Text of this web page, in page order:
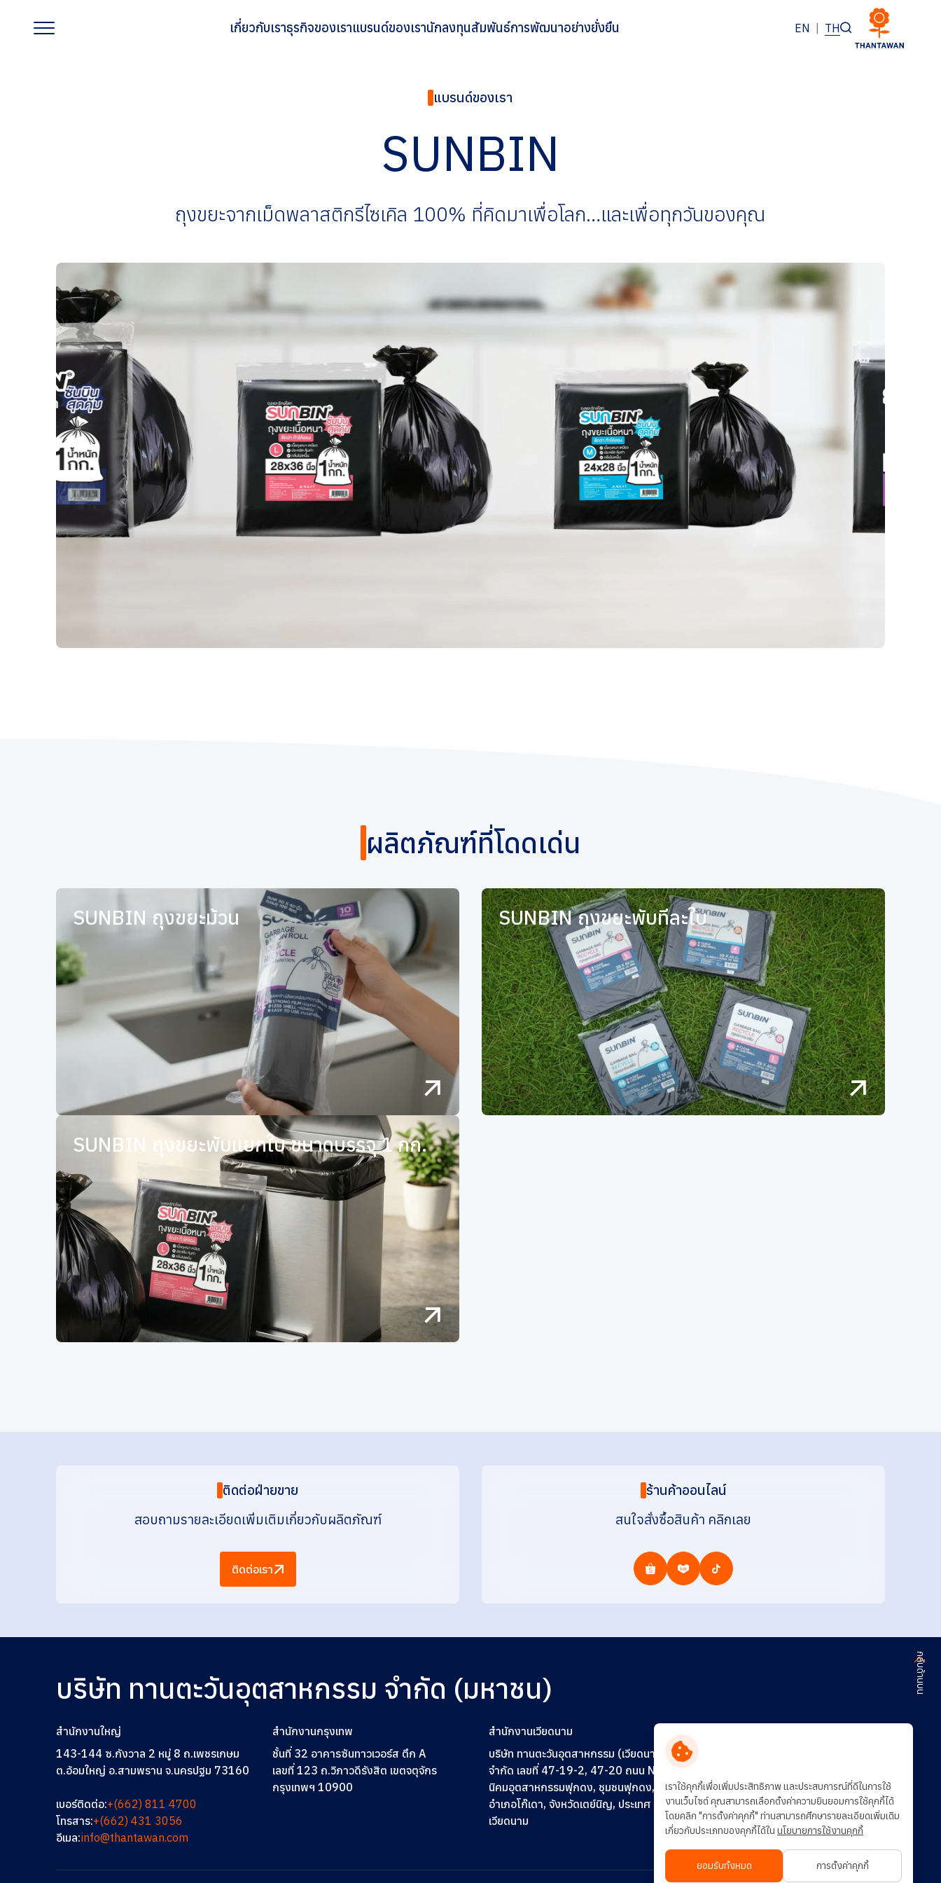
เกี่ยวกับเราธุรกิจของเราแบรนด์ของเรานักลงทุนสัมพันธ์การพัฒนาอย่างยั่งยืน EN | TH
การพัฒนาอย่างยั่งยืน
การกำกับดูแลกิจการที่ดี
ข่าวสารและกิจกรรม
ร่วมงานกับเรา
ติดต่อเรา
แบรนด์ของเรา
SUNBIN
ถุงขยะจากเม็ดพลาสติกรีไซเคิล 100% ที่คิดมาเพื่อโลก…และเพื่อทุกวันของคุณ
ผลิตภัณฑ์ที่โดดเด่น
SUNBIN ถุงขยะม้วน SUNBIN ถุงขยะพับทีละใบ
SUNBIN ถุงขยะพับแยกใบ ขนาดบรรจุ 1 กก.
ติดต่อฝ่ายขาย
สอบถามรายละเอียดเพิ่มเติมเกี่ยวกับผลิตภัณฑ์
ติดต่อเรา
ร้านค้าออนไลน์
สนใจสั่งซื้อสินค้า คลิกเลย
บริษัท ทานตะวันอุตสาหกรรม จำกัด (มหาชน)
สำนักงานใหญ่
143-144 ซ.กังวาล 2 หมู่ 8 ถ.เพชรเกษม
ต.อ้อมใหญ่ อ.สามพราน จ.นครปฐม 73160
เบอร์ติดต่อ:+(662) 811 4700
โทรสาร:+(662) 431 3056
อีเมล:info@thantawan.com
สำนักงานกรุงเทพ
ชั้นที่ 32 อาคารซันทาวเวอร์ส ตึก A
เลขที่ 123 ถ.วิภาวดีรังสิต เขตจตุจักร
กรุงเทพฯ 10900
สำนักงานเวียดนาม
บริษัท ทานตะวันอุตสาหกรรม (เวียดนาม)
จำกัด เลขที่ 47-19-2, 47-20 ถนน N16
นิคมอุตสาหกรรมฟุกดง, ชุมชนฟุกดง,
อำเภอโก๊เดา, จังหวัดเตย์นิญ, ประเทศ
เวียดนาม
ร่วมงานกับเรา
การพัฒนาอย่างยั่งยืน
กลับด้านบน
เราใช้คุกกี้เพื่อเพิ่มประสิทธิภาพ และประสบการณ์ที่ดีในการใช้
งานเว็บไซต์ คุณสามารถเลือกตั้งค่าความยินยอมการใช้คุกกี้ได้
โดยคลิก "การตั้งค่าคุกกี้" ท่านสามารถศึกษารายละเอียดเพิ่มเติม
เกี่ยวกับประเภทของคุกกี้ได้ใน นโยบายการใช้งานคุกกี้
ยอมรับทั้งหมด การตั้งค่าคุกกี้